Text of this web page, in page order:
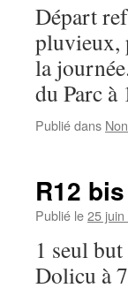
Départ
pluvieux,
la
du Parc
Publié dans
R12
Publié le25
1 seul
Dolicu à